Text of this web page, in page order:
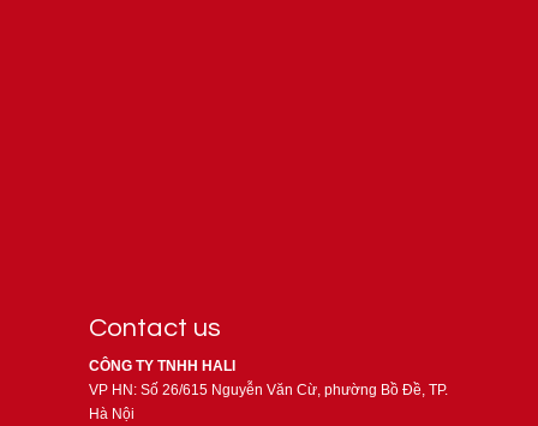
Contact us
CÔNG TY TNHH HALI
VP HN: Số 26/615 Nguyễn Văn Cừ, phường Bồ Đề, TP.
Hà Nội